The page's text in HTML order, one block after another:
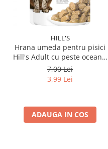
HILL'S
Hrana umeda pentru pisici
Hill's Adult cu peste oceanic
85 gr
7,00 Lei
3,99 Lei
ADAUGA IN COS